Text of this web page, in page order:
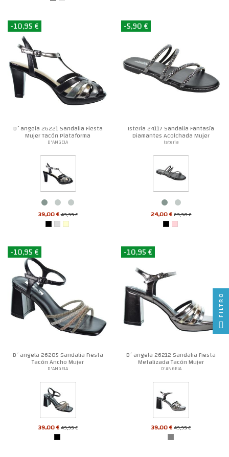
-10,95 €
D´angela 26221 Sandalia Fiesta
Mujer Tacón Plataforma
D'ANGELA
39,00 €49,95 €
-5,90 €
Isteria 24117 Sandalia Fantasía
Diamantes Acolchada Mujer
Isteria
24,00 €29,90 €
-10,95 €
D´angela 26205 Sandalia Fiesta
Tacón Ancho Mujer
D'ANGELA
39,00 €49,95 €
-10,95 €
D´angela 26212 Sandalia Fiesta
Metalizada Tacón Mujer
D'ANGELA
39,00 €49,95 €
FILTRO